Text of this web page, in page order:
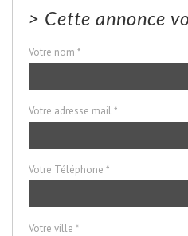
> Cette annonce
Votre nom *
Votre adresse mail *
Votre Téléphone *
Votre ville *